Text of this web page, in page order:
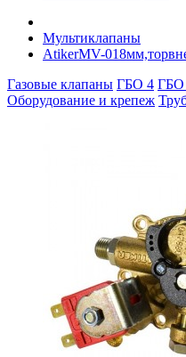
Мультиклапаны
AtikerMV-
Газовые клапаны ГБО 4 ГБО
Оборудование и крепеж